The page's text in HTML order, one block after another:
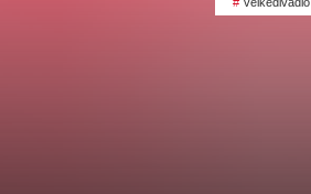
Veselá scéna Kalikovský